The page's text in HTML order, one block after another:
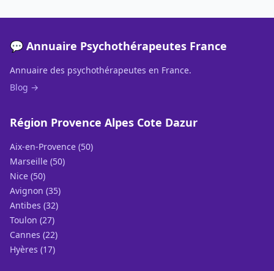
💬 Annuaire Psychothérapeutes France
Annuaire des psychothérapeutes en France.
Blog →
Région Provence Alpes Cote Dazur
Aix-en-Provence (50)
Marseille (50)
Nice (50)
Avignon (35)
Antibes (32)
Toulon (27)
Cannes (22)
Hyères (17)